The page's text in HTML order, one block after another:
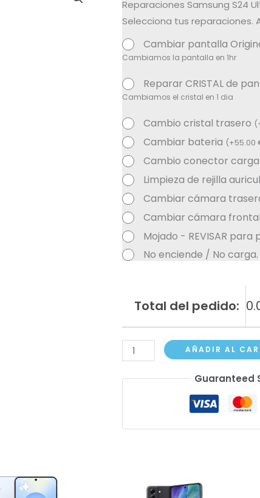
Reparaciones Samsung S24
Selecciona tus reparaciones.
Cambiar pantalla
Cambiamos la pantalla en 1hr
Reparar CRISTAL de
Cambiamos el cristal en 1 dia
Cambio cristal trasero (
Cambiar bateria (+55.00
Cambio conector carga
Limpieza de rejilla
Cambiar cámara
Cambiar cámara
Mojado - REVISAR
No enciende / No
Total del pedido:
Samsung
Galaxy
S24
AÑADIR AL
Guaranteed